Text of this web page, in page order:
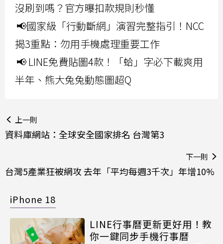
沒刷到嗎？官方曝扣款規則秒懂
📢國家級「行動斷網」演習完整指引！NCC
揭3重點：勿用手機處理重要工作
📢 LINE免費貼圖4款！「蛤」字必下載爽用
半年、熊大兔兔動態圖超Q
上一則
資料庫網站：全球安全國家排名 台灣第3
下一則
台灣5產業狂被網攻 去年「平均每週3千次」年增10%
iPhone 18
LINE行事曆更新更好用！教
你一鍵同步手機行事曆